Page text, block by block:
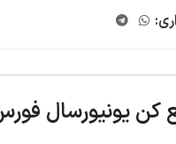
کن یونیورسال